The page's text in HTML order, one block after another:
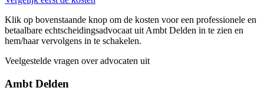
Klik op bovenstaande knop om de kosten voor een professionele en
betaalbare echtscheidingsadvocaat uit Ambt Delden in te zien en
hem/haar vervolgens in te schakelen.
Veelgestelde vragen over advocaten uit
Ambt Delden